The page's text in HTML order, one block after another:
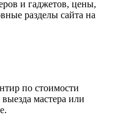
и гаджетов, цены,
разделы сайта на
по стоимости
мастера или